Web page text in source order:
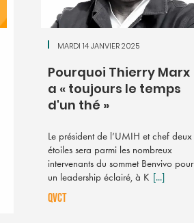
MARDI 14 JANVIER 2025
Pourquoi Thierry Marx
a « toujours le temps
d'un thé »
Le président de l’UMIH et chef deux
étoiles sera parmi les nombreux
intervenants du sommet Benvivo pour
un leadership éclairé, à K [...]
QVCT